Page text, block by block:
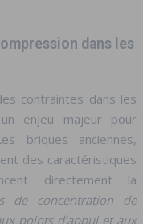
dans les
contraintes dans les
enjeu majeur pour
briques anciennes,
des caractéristiques
directement la
de concentration de
points d’appui et aux